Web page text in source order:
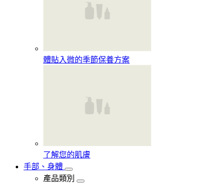
體貼入微的季節保養方案
了解您的肌膚
手部、身體
產品類別